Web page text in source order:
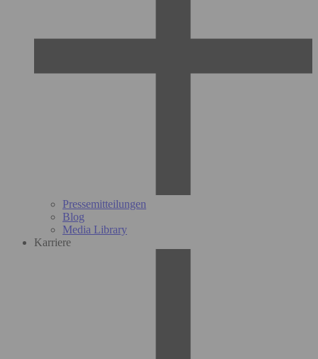
Pressemitteilungen
Blog
Media Library
Karriere